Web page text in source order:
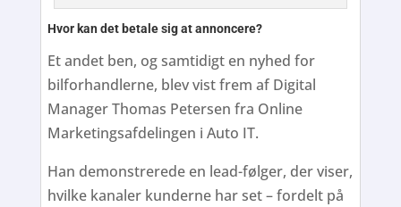
Hvor kan det betale sig at annoncere?
Et andet ben, og samtidigt en nyhed for
bilforhandlerne, blev vist frem af Digital
Manager Thomas Petersen fra Online
Marketingsafdelingen i Auto IT.
Han demonstrerede en lead-følger, der viser,
hvilke kanaler kunderne har set – fordelt på